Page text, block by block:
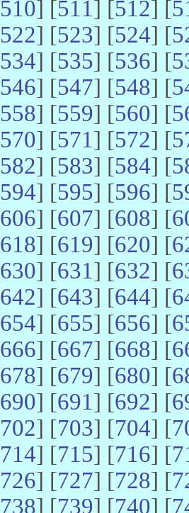
510] [511] [512] [
522] [523] [524] [
534] [535] [536] [
546] [547] [548] [
558] [559] [560] [
570] [571] [572] [
582] [583] [584] [
594] [595] [596] [
606] [607] [608] [
618] [619] [620] [
630] [631] [632] [
642] [643] [644] [
654] [655] [656] [
666] [667] [668] [
678] [679] [680] [
690] [691] [692] [
702] [703] [704] [
714] [715] [716] [
726] [727] [728] [
738] [739] [740] [